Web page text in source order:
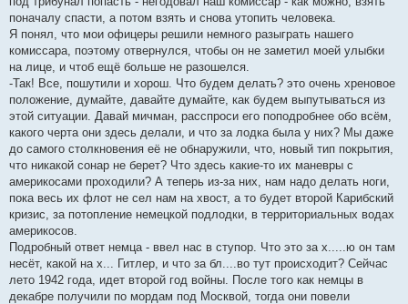
поначалу спасти, а потом взять и снова утопить человека.
Я понял, что мои офицеры решили немного разыграть нашего
комиссара, поэтому отвернулся, чтобы он не заметил моей улыбки
на лице, и чтоб ещё больше не разошелся.
-Так! Все, пошутили и хорош. Что будем делать? это очень хреновое
положение, думайте, давайте думайте, как будем выпутываться из
этой ситуации. Давай мичман, расспроси его поподробнее обо всём,
какого черта они здесь делали, и что за лодка была у них? Мы даже
до самого столкновения её не обнаружили, что, новый тип покрытия,
что никакой сонар не берет? Что здесь какие-то их маневры с
америкосами проходили? А теперь из-за них, нам надо делать ноги,
пока весь их флот не сел нам на хвост, а то будет второй Карибский
кризис, за потопление немецкой подлодки, в территориальных водах
америкосов.
Подробный ответ немца - ввел нас в ступор. Что это за х.....ю он там
несёт, какой на х... Гитлер, и что за бл....во тут происходит? Сейчас
лето 1942 года, идет второй год войны. После того как немцы в
декабре получили по мордам под Москвой, тогда они повели